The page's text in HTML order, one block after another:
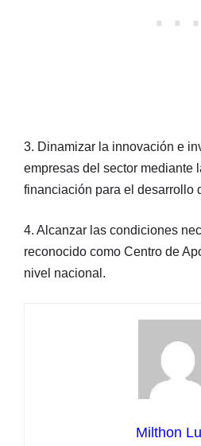
3. Dinamizar la innovación e
empresas del sector mediante
financiación para el desarrollo
4. Alcanzar las condiciones
reconocido como Centro de
nivel nacional.
Milthon